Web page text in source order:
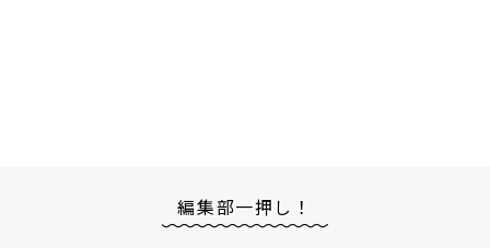
編集部一押し！